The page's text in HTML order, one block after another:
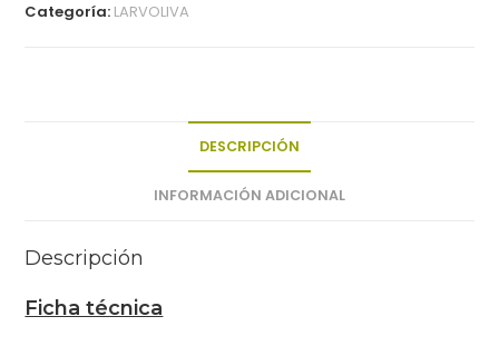
Categoría: LARVOLIVA
DESCRIPCIÓN
INFORMACIÓN ADICIONAL
Descripción
Ficha técnica